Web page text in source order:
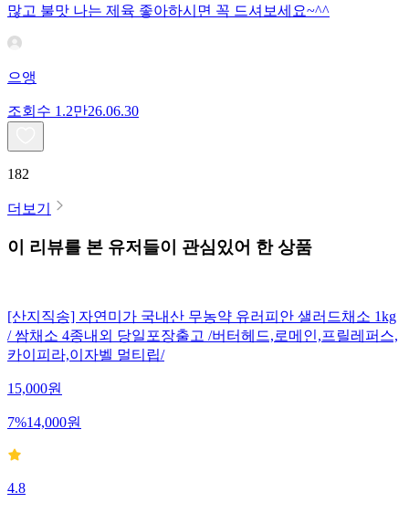
많고 불맛 나는 제육 좋아하시면 꼭 드셔보세요~^^
으앵
조회수 1.2만26.06.30
182
더보기
이 리뷰를 본 유저들이 관심있어 한 상품
[산지직송] 자연미가 국내산 무농약 유러피안 샐러드채소 1kg
/ 쌈채소 4종내외 당일포장출고 /버터헤드,로메인,프릴레퍼스,
카이피라,이자벨 멀티립/
15,000원
7%14,000원
4.8